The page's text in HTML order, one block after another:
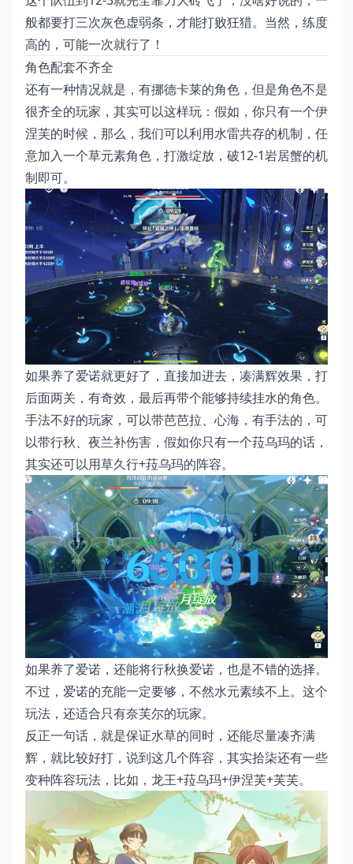
般都要打三次灰色虚弱条，才能打败狂猎。当然，练度
高的，可能一次就行了！
角色配套不齐全
还有一种情况就是，有挪德卡莱的角色，但是角色不是
很齐全的玩家，其实可以这样玩：假如，你只有一个伊
涅芙的时候，那么，我们可以利用水雷共存的机制，任
意加入一个草元素角色，打激绽放，破12-1岩居蟹的机
制即可。
如果养了爱诺就更好了，直接加进去，凑满辉效果，打
后面两关，有奇效，最后再带个能够持续挂水的角色。
手法不好的玩家，可以带芭芭拉、心海，有手法的，可
以带行秋、夜兰补伤害，假如你只有一个菈乌玛的话，
其实还可以用草久行+菈乌玛的阵容。
如果养了爱诺，还能将行秋换爱诺，也是不错的选择。
不过，爱诺的充能一定要够，不然水元素续不上。这个
玩法，还适合只有奈芙尔的玩家。
反正一句话，就是保证水草的同时，还能尽量凑齐满
辉，就比较好打，说到这几个阵容，其实拾柒还有一些
变种阵容玩法，比如，龙王+菈乌玛+伊涅芙+芙芙。